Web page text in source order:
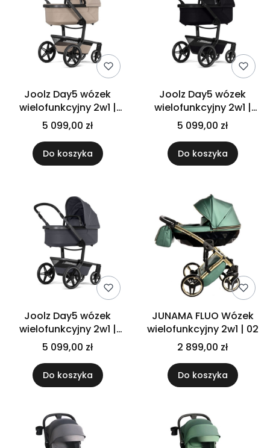
Joolz Day5 wózek
wielofunkcyjny 2w1 |
Sandy taupe +
adaptery + plecak +
śpiworek
5 099,00 zł
Do koszyka
Joolz Day5 wózek
wielofunkcyjny 2w1 |
Space black +
adaptery + plecak +
śpiworek
5 099,00 zł
Do koszyka
Joolz Day5 wózek
wielofunkcyjny 2w1 |
Stone grey + adaptery
+ plecak + śpiworek
5 099,00 zł
Do koszyka
JUNAMA FLUO Wózek
wielofunkcyjny 2w1 | 02
2 899,00 zł
Do koszyka